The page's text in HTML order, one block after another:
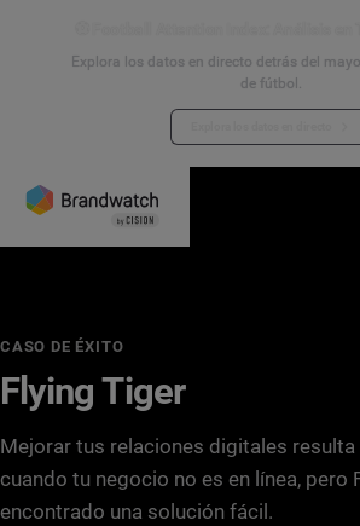
Explora los datos en directo detrás del
de fútbol.
CASO DE ÉXITO
Flying Tiger
Mejorar tus relaciones digitales resulta
cuando tu negocio no es en línea, pero
encontrado una solución fácil.